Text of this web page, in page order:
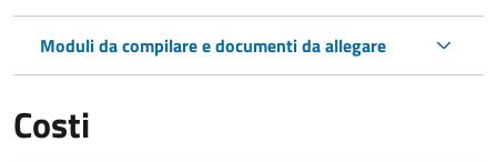
Moduli da compilare e documenti da allegare
Costi